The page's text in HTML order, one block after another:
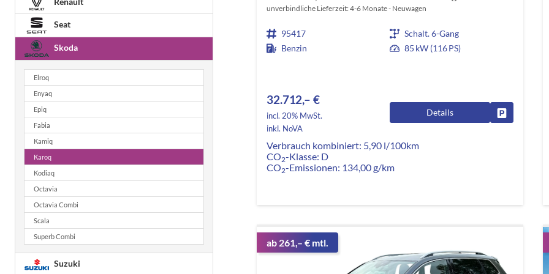
unverbindliche Lieferzeit: 4-6 Monate Neuwagen
95417
Schalt. 6-Gang
Benzin
85 kW (116 PS)
32.712,– €
incl. 20% MwSt.
inkl. NoVA
Details
Verbrauch kombiniert: 5,90 l/100km
CO2-Klasse: D
CO2-Emissionen: 134,00 g/km
ab 261,– € mtl.
Seat
Skoda
Elroq
Enyaq
Epiq
Fabia
Kamiq
Karoq
Kodiaq
Octavia
Octavia Combi
Scala
Superb Combi
Suzuki